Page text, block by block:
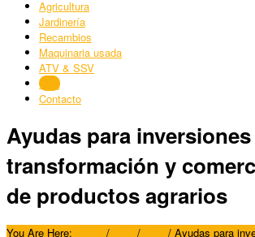
Agricultura
Jardinería
Recambios
Maquinaria usada
ATV & SSV
Blog
Contacto
Ayudas para
transformación y
de productos agrarios
You Are Here: / / / Ayudas para